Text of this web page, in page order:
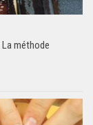
méthode